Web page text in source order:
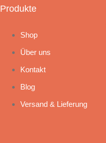
Produkte
Shop
Über uns
Kontakt
Blog
Versand & Lieferung